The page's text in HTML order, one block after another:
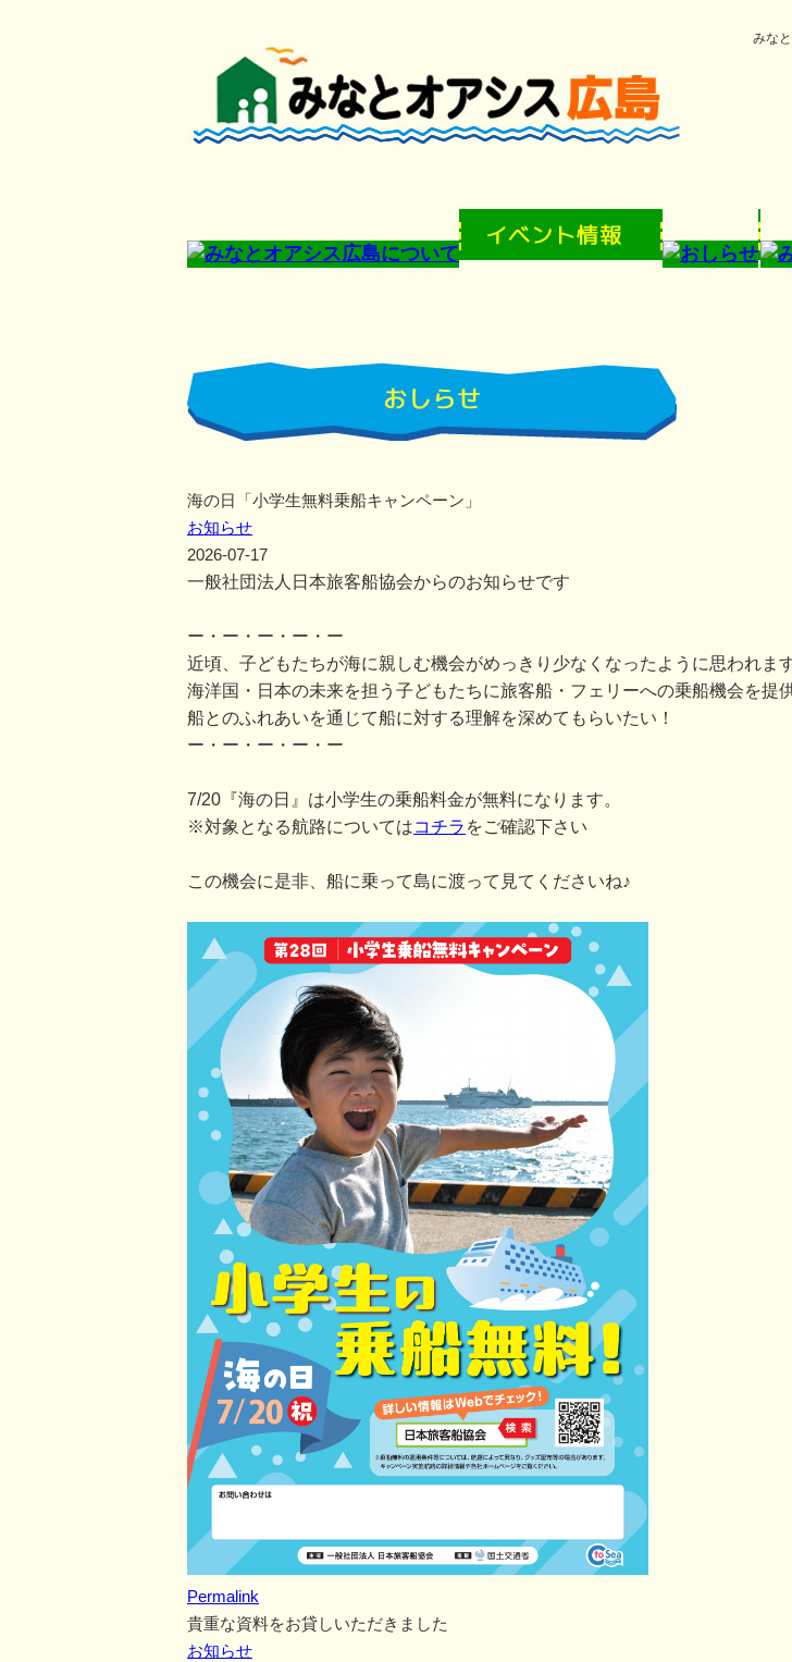
みな
海の日「小学生無料乗船キャンペーン」
お知らせ
2026-07-17
一般社団法人日本旅客船協会からのお知らせです
ー・ー・ー・ー・ー
近頃、子どもたちが海に親しむ機会がめっきり少なくなったように思われます
海洋国・日本の未来を担う子どもたちに旅客船・フェリーへの乗船機会を提供
船とのふれあいを通じて船に対する理解を深めてもらいたい！
ー・ー・ー・ー・ー
7/20『海の日』は小学生の乗船料金が無料になります。
※対象となる航路についてはコチラ をご確認下さい
この機会に是非、船に乗って島に渡って見てくださいね♪
Permalink
貴重な資料をお貸しいただきました
お知らせ